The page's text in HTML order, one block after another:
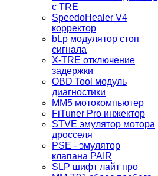
с TRE
SpeedoHealer V4
корректор
bLp модулятор стоп
сигнала
X-TRE отключение
задержки
OBD Tool модуль
диагностики
MM5 мотокомпьютер
FiTuner Pro инжектор
STVE эмулятор мотора
дросселя
PSE - эмулятор
клапана PAIR
SLP шифт лайт про